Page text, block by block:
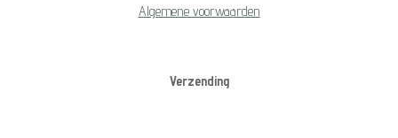
Algemene voorwaarden
Verzending